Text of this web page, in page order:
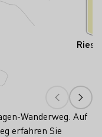
Wanderweg. Auf
erfahren Sie